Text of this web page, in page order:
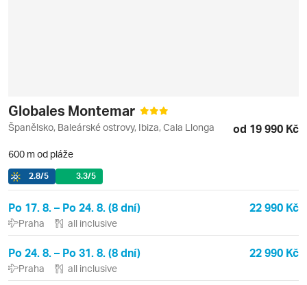
Globales Montemar
Španělsko, Baleárské ostrovy, Ibiza, Cala Llonga od 19 990 Kč
600 m od pláže
2.8/5 3.3/5
Po 17. 8. – Po 24. 8. (8 dní) 22 990 Kč
Praha all inclusive
Po 24. 8. – Po 31. 8. (8 dní) 22 990 Kč
Praha all inclusive